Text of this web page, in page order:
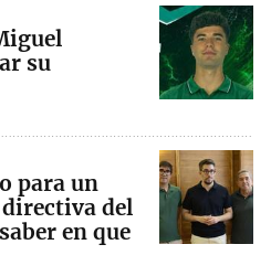
su
para un
del
en que